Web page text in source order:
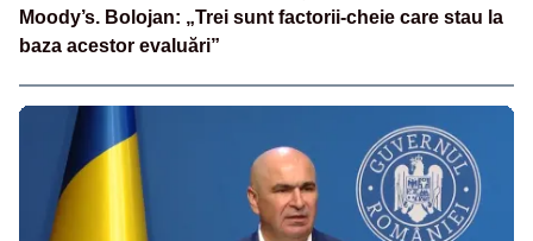
Moody’s. Bolojan: „Trei sunt factorii-cheie care stau la
baza acestor evaluări”